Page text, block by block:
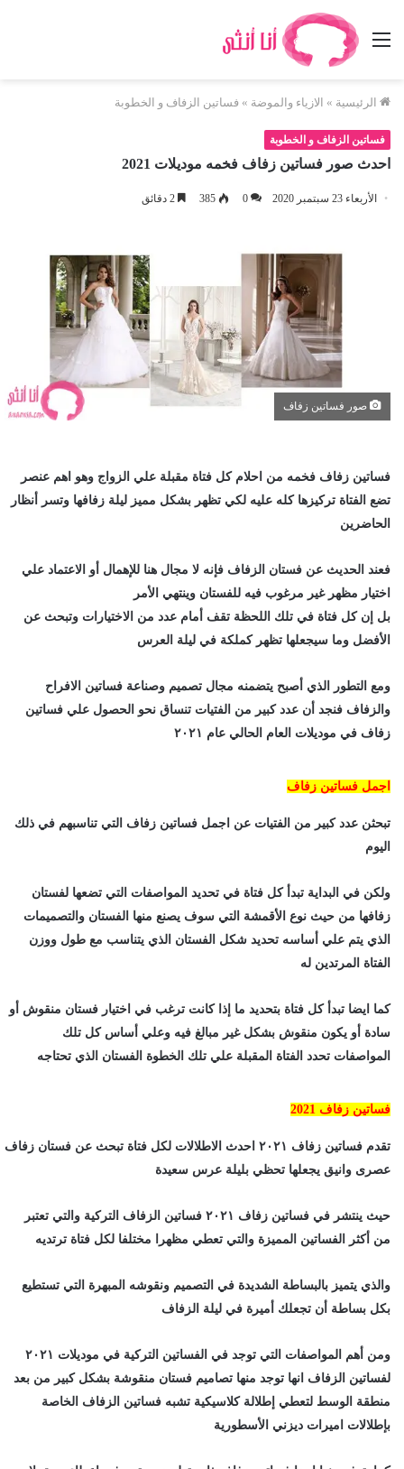
القائمة
الرئيسية » الازياء والموضة » فساتين الزفاف و الخطوبة
فساتين الزفاف و الخطوبة
احدث صور فساتين زفاف فخمه موديلات 2021
الأربعاء 23 سبتمبر 2020 0
385
صور فساتين زفاف
فساتين زفاف فخمه من احلام كل فتاة مقبلة علي الزواج وهو اهم عنصر
تضع الفتاة تركيزها كله عليه لكي تظهر بشكل مميز ليلة زفافها وتسر أنظار
الحاضرين
فعند الحديث عن فستان الزفاف فإنه لا مجال هنا للإهمال أو الاعتماد علي
اختيار مظهر غير مرغوب فيه للفستان وينتهي الأمر
بل إن كل فتاة في تلك اللحظة تقف أمام عدد من الاختيارات وتبحث عن
الأفضل وما سيجعلها تظهر كملكة في ليلة العرس
ومع التطور الذي أصبح يتضمنه مجال تصميم وصناعة فساتين الافراح
والزفاف فنجد أن عدد كبير من الفتيات تنساق نحو الحصول علي فساتين
زفاف في موديلات العام الحالي عام ٢٠٢١
اجمل فساتين زفاف
تبحثن عدد كبير من الفتيات عن اجمل فساتين زفاف التي تناسبهم في ذلك
اليوم
ولكن في البداية تبدأ كل فتاة في تحديد المواصفات التي تضعها لفستان
زفافها من حيث نوع الأقمشة التي سوف يصنع منها الفستان والتصميمات
الذي يتم علي أساسه تحديد شكل الفستان الذي يتناسب مع طول ووزن
الفتاة المرتدين له
كما ايضا تبدأ كل فتاة بتحديد ما إذا كانت ترغب في اختيار فستان منقوش أو
سادة أو يكون منقوش بشكل غير مبالغ فيه وعلي أساس كل تلك
المواصفات تحدد الفتاة المقبلة علي تلك الخطوة الفستان الذي تحتاجه
فساتين زفاف 2021
تقدم فساتين زفاف ٢٠٢١ احدث الاطلالات لكل فتاة تبحث عن فستان زفاف
عصرى وانيق يجعلها تحظي بليلة عرس سعيدة
حيث ينتشر في فساتين زفاف ٢٠٢١ فساتين الزفاف التركية والتي تعتبر
من أكثر الفساتين المميزة والتي تعطي مظهرا مختلفا لكل فتاة ترتديه
والذي يتميز بالبساطة الشديدة في التصميم ونقوشه المبهرة التي تستطيع
بكل بساطة أن تجعلك أميرة في ليلة الزفاف
ومن أهم المواصفات التي توجد في الفساتين التركية في موديلات ٢٠٢١
لفساتين الزفاف انها توجد منها تصاميم فستان منقوشة بشكل كبير من بعد
منطقة الوسط لتعطي إطلالة كلاسيكية تشبه فساتين الزفاف الخاصة
بإطلالات اميرات ديزني الأسطورية